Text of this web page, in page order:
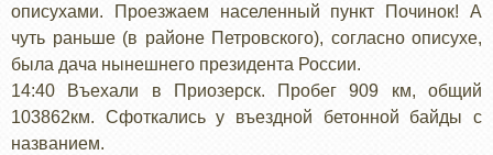
описухами. Проезжаем населенный пункт Починок! А
чуть раньше (в районе Петровского), согласно описухе,
была дача нынешнего президента России.
14:40 Въехали в Приозерск. Пробег 909 км, общий
103862км. Сфоткались у въездной бетонной байды с
названием.